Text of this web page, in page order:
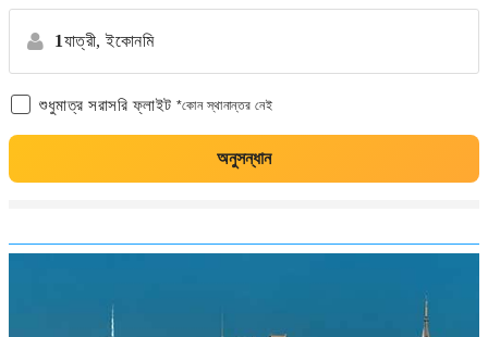
1যাত্রী, ইকোনমি
শুধুমাত্র সরাসরি ফ্লাইট *কোন স্থানান্তর নেই
অনুসন্ধান